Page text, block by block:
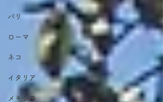
パリ
ローマ
ネコ
イタリア
メキシコ